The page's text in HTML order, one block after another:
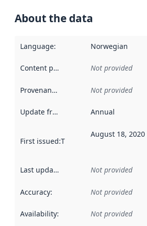
About the data
Language: Norwegian
Content providers Not provided
Provenance Not provided
Update frequency Annual
First issued:This date indicates
August 18, 2020
Last updated Not provided
Accuracy: Not provided
Availability: Not provided